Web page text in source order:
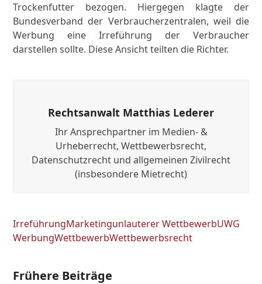
Trockenfutter bezogen. Hiergegen klagte der
Bundesverband der Verbraucherzentralen, weil die
Werbung eine Irreführung der Verbraucher
darstellen sollte. Diese Ansicht teilten die Richter.
Rechtsanwalt Matthias Lederer
Ihr Ansprechpartner im Medien- &
Urheberrecht, Wettbewerbsrecht,
Datenschutzrecht und allgemeinen Zivilrecht
(insbesondere Mietrecht)
IrreführungMarketingunlauterer WettbewerbUWG
WerbungWettbewerbWettbewerbsrecht
Frühere Beiträge